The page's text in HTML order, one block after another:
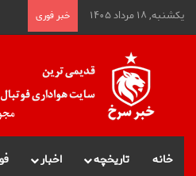
یکشنبه, ۱۸ مرداد ۱۴۰۵ خبر فوری
خانه تاریخچه اخبار